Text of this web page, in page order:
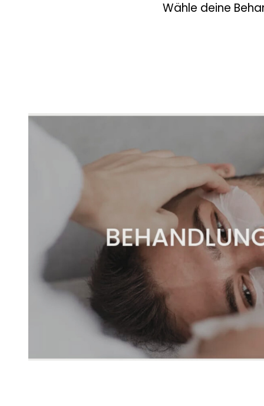
Wähle deine